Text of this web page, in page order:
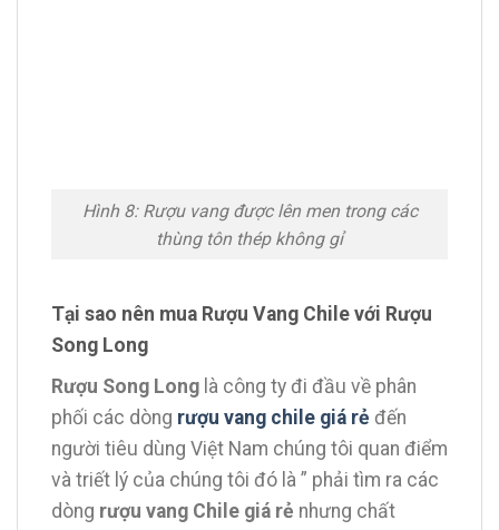
Hình 8: Rượu vang được lên men trong các
thùng tôn thép không gỉ
Tại sao nên mua Rượu Vang Chile với Rượu
Song Long
Rượu Song Long là công ty đi đầu về phân
phối các dòng rượu vang chile giá rẻ đến
người tiêu dùng Việt Nam chúng tôi quan điểm
và triết lý của chúng tôi đó là ” phải tìm ra các
dòng rượu vang Chile giá rẻ nhưng chất